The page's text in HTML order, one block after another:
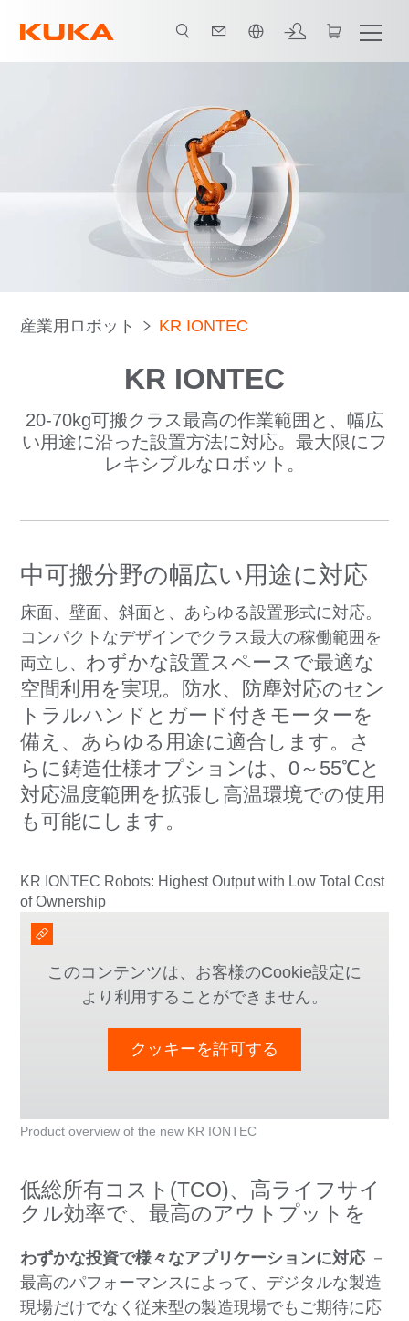
パンフレット ロボットの種類 用途
産業用ロボット KR IONTEC
KR IONTEC
20-70kg可搬クラス最高の作業範囲と、幅広
い用途に沿った設置方法に対応。最大限にフ
レキシブルなロボット。
中可搬分野の幅広い用途に対応
床面、壁面、斜面と、あらゆる設置形式に対応。
コンパクトなデザインでクラス最大の稼働範囲を
両立し、わずかな設置スペースで最適な
空間利用を実現。防水、
防塵対応のセン
トラルハンドとガード付きモーターを
備え、あらゆる用途に適合します。さ
らに鋳造仕様オプションは、0～55℃と
対応温度範囲を拡張し高温環境での使用
も可能にします。
KR IONTEC Robots: Highest Output with Low Total Cost
of Ownership
このコンテンツは、お客様のCookie設定に
より利用することができません。
クッキーを許可する
Product overview of the new KR IONTEC
低総所有コスト(TCO)、高ライフサイ
クル効率で、最高のアウトプットを
わずかな投資で様々なアプリケーションに対応－
最高のパフォーマンスによって、デジタルな製造
現場だけでなく従来型の製造現場でもご期待に応